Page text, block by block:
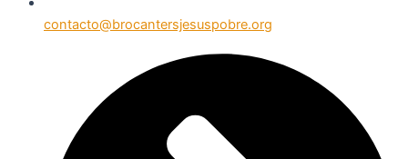
contacto@brocantersjesuspobre.org